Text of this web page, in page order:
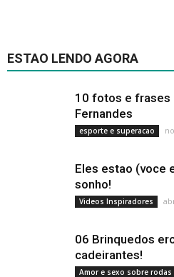
ESTAO LENDO AGORA
10 fotos e frases
Fernandes
esporte e superacao
Eles estao (voce
sonho!
Videos Inspiradores
06 Brinquedos
cadeirantes!
Amor e sexo sobre